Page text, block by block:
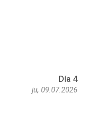
Día 4
ju, 09.07.2026